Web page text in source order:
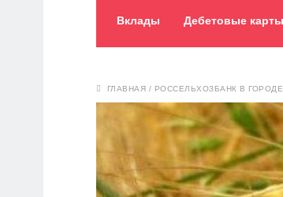
Вклады Дебетовые карты
ГЛАВНАЯ / РОССЕЛЬХОЗБАНК В ГОРОДЕ